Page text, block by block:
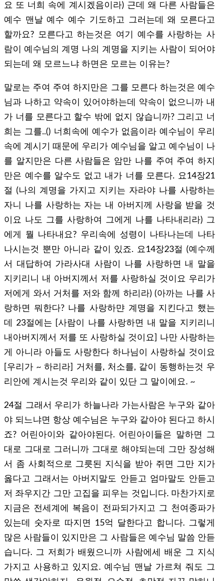
요 또 너희 속에 계시겠음이라) 근데 왜 다른 사람들은
예수 맨날 예수 예수 기도하고 그러는데 왜 모른다고
할까요? 모른다고 하는것은 여기 예수를 사랑하는 사
람이 예수님의 계명 나의 계명을 지키는 사람이 되어야
되는데 왜 모르느냐 하면은 모르는 이유는?
말로는 주여 주여 하지만은 그를 모른다 하는것은 예수
님과 나하고 약속이 있어야하는데 약속이 없으니까 내
가 너를 모른다고 할수 밖에 없지 않습니까? 그리고 너
희는 그를..() 너희속에 예수가 없음이라 예수님이 우리
속에 계시기 때문에 우리가 예수님을 알고 예수님이 나
를 알지만은 다른 사람들은 암만 나를 주여 주여 하지
만은 예수를 알수도 없고 내가 너를 모른다. 요14장21
절 (나의 계명을 가지고 지키는 자라야 나를 사랑하는
자니 나를 사랑하는 자는 내 아버지께 사랑을 받을 것
이요 나도 그를 사랑하여 그에게 나를 나타내리라) 그
에게 뭘 나타내요? 우리속에 성령이 나타나는데 나타
나시는것 뿐만 아니라 같이 있죠. 요14장23절 (예수께
서 대답하여 가라사대 사람이 나를 사랑하면 내 말을
지키리니 내 아버지께서 저를 사랑하실 것이요 우리가
저에게 와서 거처를 저와 함께 하리라) (아까는 나를 사
랑하면 뭐한다? 나를 사랑하먄 계명을 지킨다고 했는
데 23절에는 [사람이 나를 사랑하면 내 말을 지키리니
내아버지께서 저를 또 사랑하실 것이요] 나만 사랑하는
게 아니라 아들도 사랑한다 하나님이 사랑하실 것이요
[우리가 ~ 하리라] 거처를, 처소를, 같이 동행하는것 우
리안에 계시는것 우리와 같이 있단 그 말이에요. ~
24절 그래서 우리가 하늘나라 가는사람은 누구와 같아
야 되느냐면 항상 예수님은 누구와 같아야 된다고 하시
죠? 어린아이와 같아야된다. 어린아이들은 말하면 그
대로 그대로 그러니까 그대로 해야되는데 그만 장성해
서 좀 사회적으로 그릇된 지식을 받아 쥐면 그만 지가
옳다고 그래서는 아버지말도 안듣고 엄마말도 안듣고
저 좌우지간 그만 고집을 피우는 것입니다. 마찬가지로
지금은 전세계에 복음이 전파되가지고 그 천여종파가
있는데 숫자로 따지면 15억 달한다고 합니다. 그렇게
많은 사람들이 있지만은 그 사람들은 예수님 말씀 안듣
습니다. 그 저희가 배웠으니까 사람에세 배운 그 지식
가지고 사용하고 있지요. 예수님 맨날 가르쳐 줘도 그